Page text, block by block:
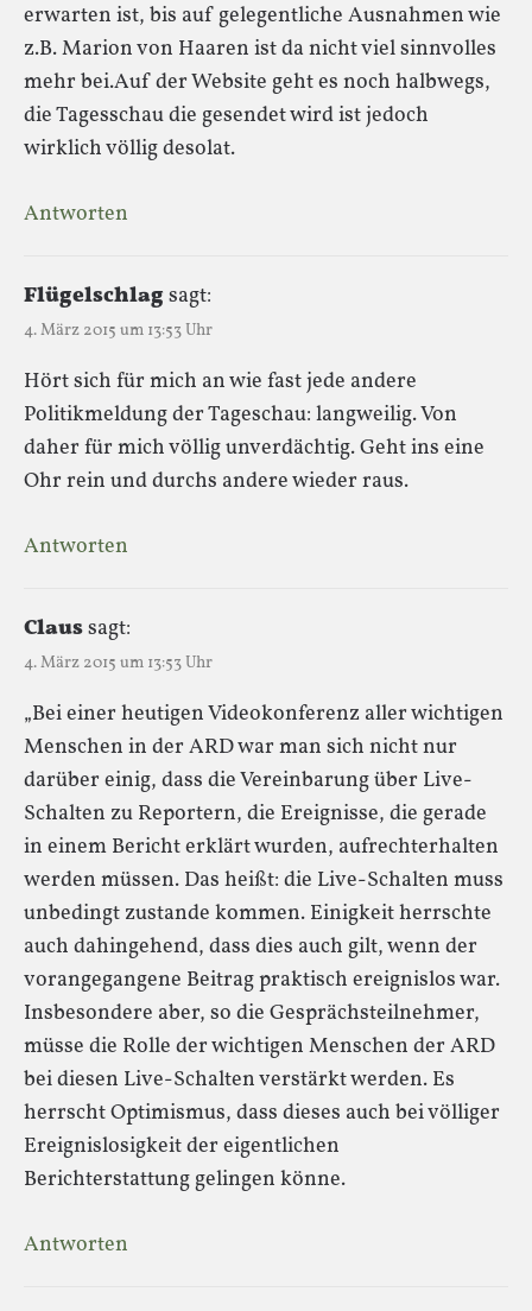
erwarten ist, bis auf gelegentliche Ausnahmen wie
z.B. Marion von Haaren ist da nicht viel sinnvolles
mehr bei.Auf der Website geht es noch halbwegs,
die Tagesschau die gesendet wird ist jedoch
wirklich völlig desolat.
Antworten
Flügelschlagsagt:
4. März 2015 um 13:53 Uhr
Hört sich für mich an wie fast jede andere
Politikmeldung der Tageschau: langweilig. Von
daher für mich völlig unverdächtig. Geht ins eine
Ohr rein und durchs andere wieder raus.
Antworten
Claussagt:
4. März 2015 um 13:53 Uhr
„Bei einer heutigen Videokonferenz aller wichtigen
Menschen in der ARD war man sich nicht nur
darüber einig, dass die Vereinbarung über Live-
Schalten zu Reportern, die Ereignisse, die gerade
in einem Bericht erklärt wurden, aufrechterhalten
werden müssen. Das heißt: die Live-Schalten muss
unbedingt zustande kommen. Einigkeit herrschte
auch dahingehend, dass dies auch gilt, wenn der
vorangegangene Beitrag praktisch ereignislos war.
Insbesondere aber, so die Gesprächsteilnehmer,
müsse die Rolle der wichtigen Menschen der ARD
bei diesen Live-Schalten verstärkt werden. Es
herrscht Optimismus, dass dieses auch bei völliger
Ereignislosigkeit der eigentlichen
Berichterstattung gelingen könne.
Antworten